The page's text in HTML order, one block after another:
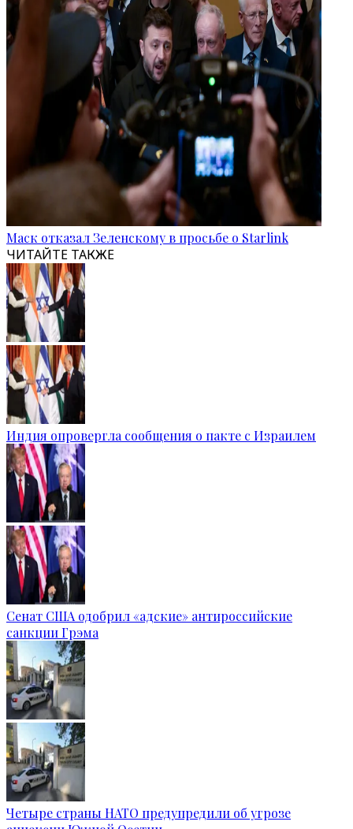
Маск отказал Зеленскому в просьбе о Starlink
ЧИТАЙТЕ ТАКЖЕ
Индия опровергла сообщения о пакте с Израилем
Сенат США одобрил «адские» антироссийские
санкции Грэма
Четыре страны НАТО предупредили об угрозе